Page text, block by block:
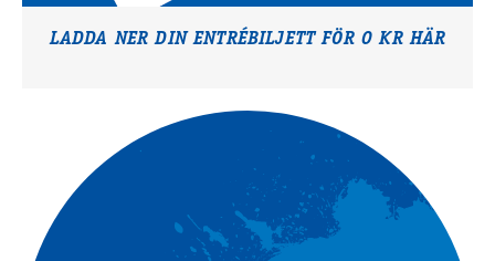
LADDA NER DIN ENTRÉBILJETT FÖR 0 KR HÄR